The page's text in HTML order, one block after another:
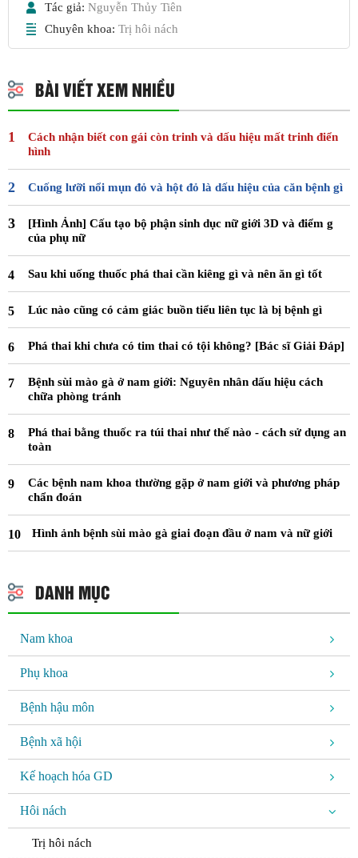
Tác giả: Nguyễn Thủy Tiên
Chuyên khoa: Trị hôi nách
BÀI VIẾT XEM NHIỀU
Cách nhận biết con gái còn trinh và dấu hiệu mất trinh điển
hình
Cuống lưỡi nổi mụn đỏ và hột đỏ là dấu hiệu của căn bệnh gì
[Hình Ảnh] Cấu tạo bộ phận sinh dục nữ giới 3D và điểm g
của phụ nữ
Sau khi uống thuốc phá thai cần kiêng gì và nên ăn gì tốt
Lúc nào cũng có cảm giác buồn tiểu liên tục là bị bệnh gì
Phá thai khi chưa có tim thai có tội không? [Bác sĩ Giải Đáp]
Bệnh sùi mào gà ở nam giới: Nguyên nhân dấu hiệu cách
chữa phòng tránh
Phá thai bằng thuốc ra túi thai như thế nào - cách sử dụng an
toàn
Các bệnh nam khoa thường gặp ở nam giới và phương pháp
chẩn đoán
Hình ảnh bệnh sùi mào gà giai đoạn đầu ở nam và nữ giới
DANH MỤC
Nam khoa
Phụ khoa
Bệnh hậu môn
Bệnh xã hội
Kế hoạch hóa GD
Hôi nách
Trị hôi nách